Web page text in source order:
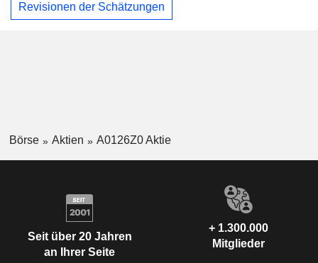
Revisionen der Schätzungen
Börse Aktien A0126Z0 Aktie
Seit über 20 Jahren
an Ihrer Seite
+ 1.300.000
Mitglieder